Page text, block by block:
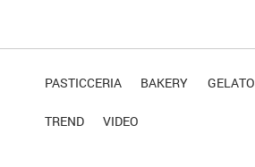
PASTICCERIA BAKERY GELATO
TREND VIDEO